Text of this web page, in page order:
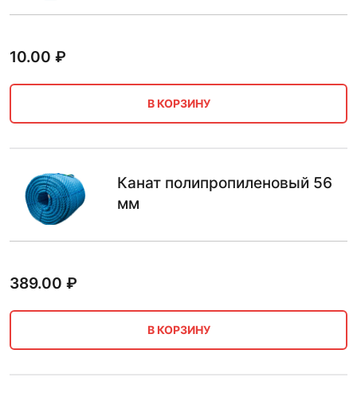
10.00 ₽
В КОРЗИНУ
Канат полипропиленовый 56
мм
389.00 ₽
В КОРЗИНУ